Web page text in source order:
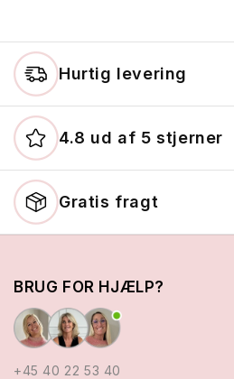
Hurtig levering
4.8 ud af 5 stjerner
Gratis fragt
BRUG FOR HJÆLP?
+45 40 22 53 40